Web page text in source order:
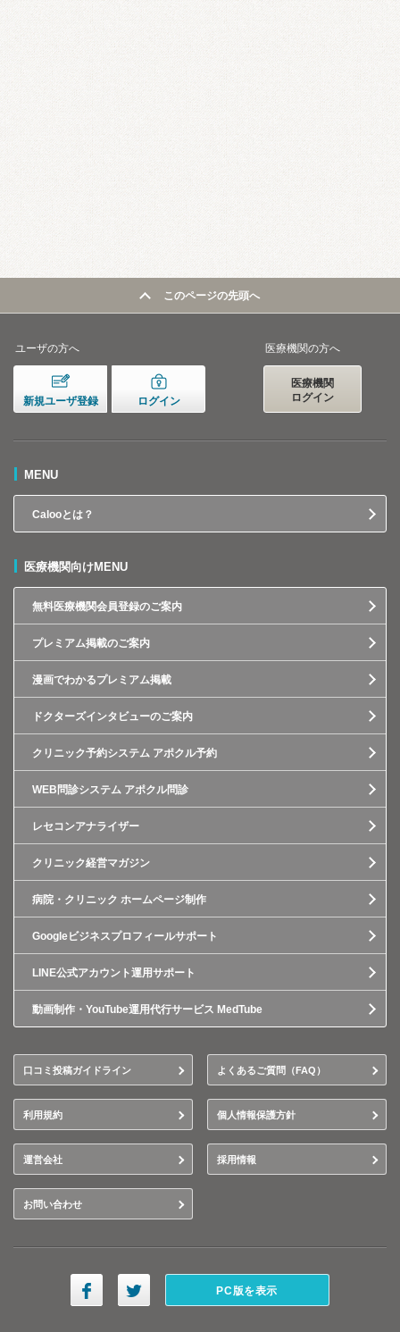
このページの先頭へ
ユーザの方へ
新規ユーザ登録 ログイン
医療機関の方へ
医療機関
ログイン
MENU
Calooとは？
医療機関向けMENU
無料医療機関会員登録のご案内
プレミアム掲載のご案内
漫画でわかるプレミアム掲載
ドクターズインタビューのご案内
クリニック予約システム アポクル予約
WEB問診システム アポクル問診
レセコンアナライザー
クリニック経営マガジン
病院・クリニック ホームページ制作
Googleビジネスプロフィールサポート
LINE公式アカウント運用サポート
動画制作・YouTube運用代行サービス MedTube
口コミ投稿ガイドライン よくあるご質問（FAQ）
利用規約 個人情報保護方針
運営会社 採用情報
お問い合わせ
PC版を表示